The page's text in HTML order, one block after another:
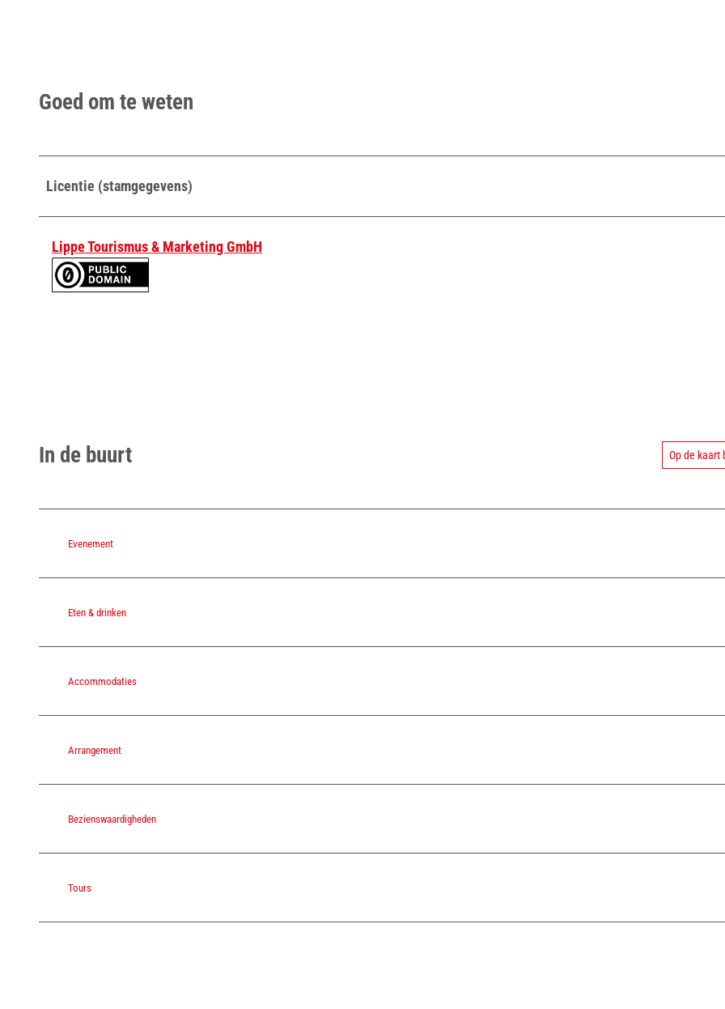
Goed om te weten
Licentie (stamgegevens)
Lippe Tourismus & Marketing GmbH
In de buurt Op de kaart
Evenement
Eten & drinken
Accommodaties
Arrangement
Bezienswaardigheden
Tours